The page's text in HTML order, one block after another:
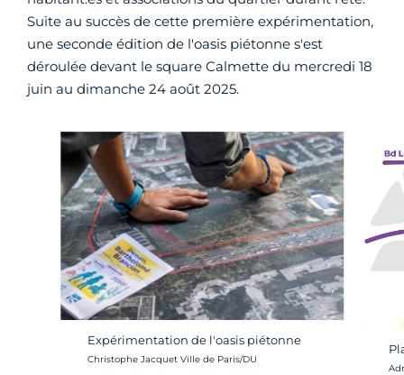
Suite au succès de cette première expérimentation,
une seconde édition de l'oasis piétonne s'est
déroulée devant le square Calmette du mercredi 18
juin au dimanche 24 août 2025.
Expérimentation de l'oasis piétonne
Crédit photo :
Christophe Jacquet Ville de Paris/DU